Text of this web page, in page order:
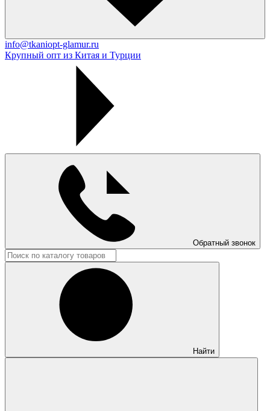
info@tkaniopt-glamur.ru
Крупный опт из Китая и Турции
Обратный звонок
Найти